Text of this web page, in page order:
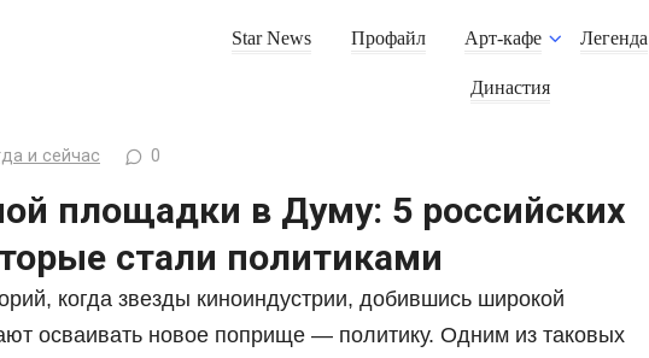
Star News Профайл Арт-кафе Легенда
Династия
и сейчас 0
площадки в Думу: 5 российских
стали политиками
когда звезды киноиндустрии, добившись широкой
осваивать новое поприще — политику. Одним из таковых